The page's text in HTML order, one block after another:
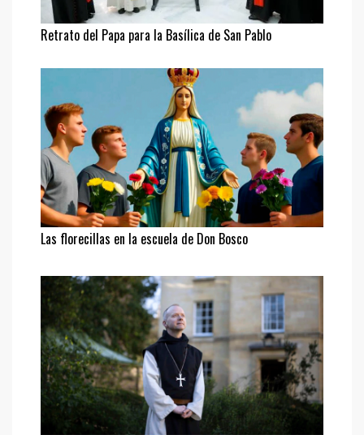
Retrato del Papa para la Basílica de San Pablo
Las florecillas en la escuela de Don Bosco